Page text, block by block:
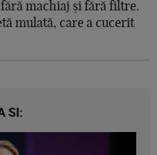
machiaj și fără filtre.
mulată, care a cucerit
SI: